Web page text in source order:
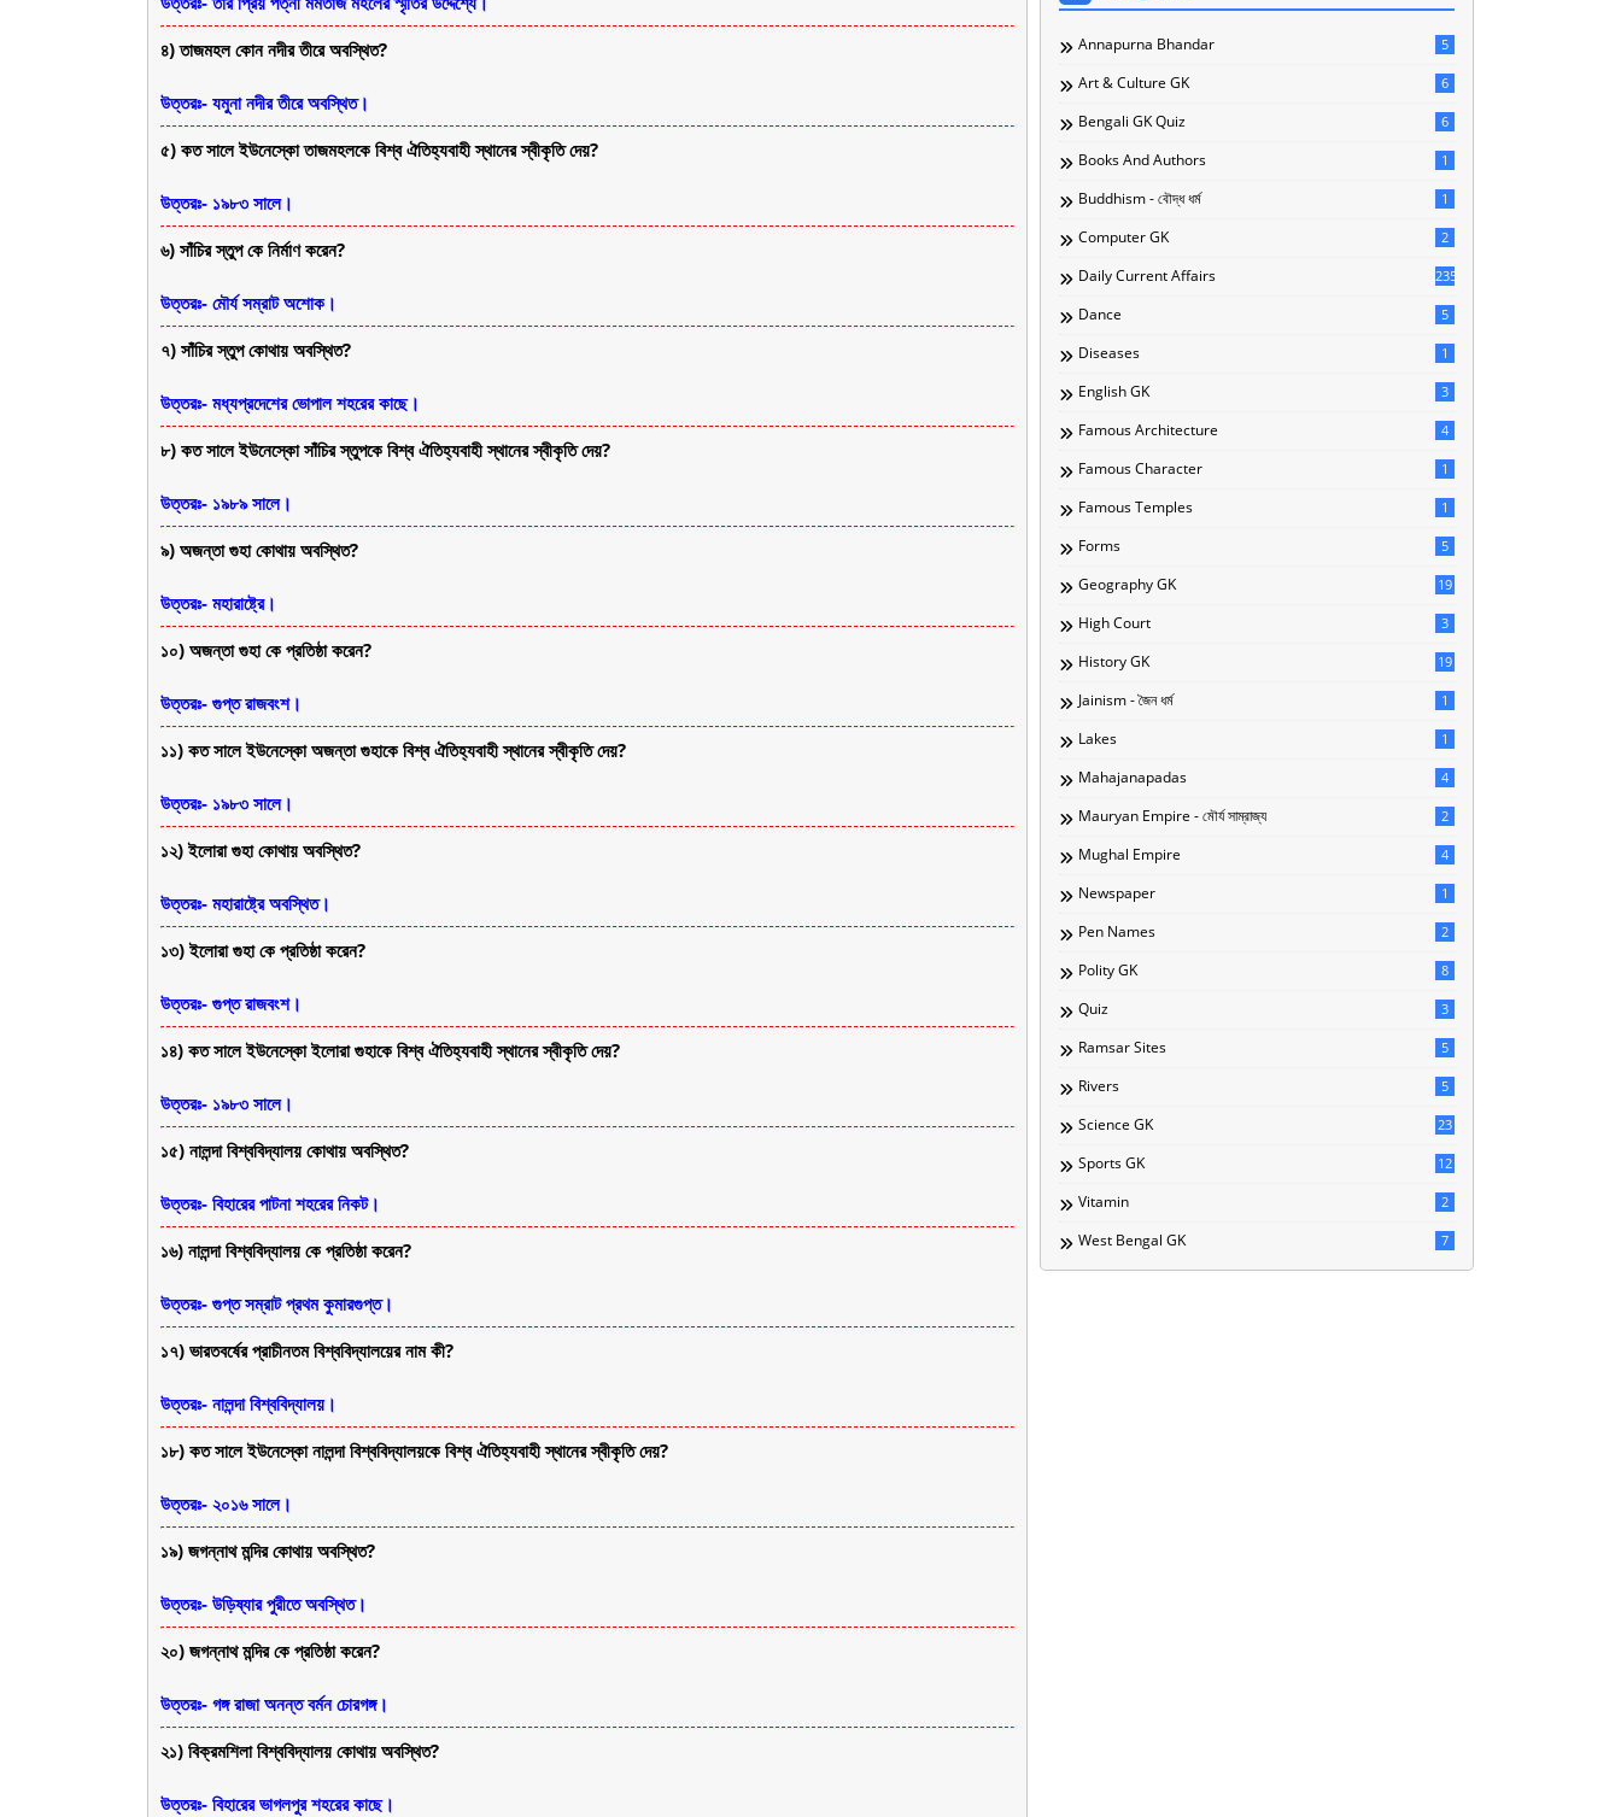
৪) তাজমহল কোন নদীর তীরে অবস্থিত?
উত্তরঃ- যমুনা নদীর তীরে অবস্থিত।
৫) কত সালে ইউনেস্কো তাজমহলকে বিশ্ব ঐতিহ্যবাহী স্থানের স্বীকৃতি দেয়?
উত্তরঃ- ১৯৮৩ সালে।
৬) সাঁচির স্তুপ কে নির্মাণ করেন?
উত্তরঃ- মৌর্য সম্রাট অশোক।
৭) সাঁচির স্তুপ কোথায় অবস্থিত?
উত্তরঃ- মধ্যপ্রদেশের ভোপাল শহরের কাছে।
৮) কত সালে ইউনেস্কো সাঁচির স্তুপকে বিশ্ব ঐতিহ্যবাহী স্থানের স্বীকৃতি দেয়?
উত্তরঃ- ১৯৮৯ সালে।
৯) অজন্তা গুহা কোথায় অবস্থিত?
উত্তরঃ- মহারাষ্ট্রে।
১০) অজন্তা গুহা কে প্রতিষ্ঠা করেন?
উত্তরঃ- গুপ্ত রাজবংশ।
১১) কত সালে ইউনেস্কো অজন্তা গুহাকে বিশ্ব ঐতিহ্যবাহী স্থানের স্বীকৃতি দেয়?
উত্তরঃ- ১৯৮৩ সালে।
১২) ইলোরা গুহা কোথায় অবস্থিত?
উত্তরঃ- মহারাষ্ট্রে অবস্থিত।
১৩) ইলোরা গুহা কে প্রতিষ্ঠা করেন?
উত্তরঃ- গুপ্ত রাজবংশ।
১৪) কত সালে ইউনেস্কো ইলোরা গুহাকে বিশ্ব ঐতিহ্যবাহী স্থানের স্বীকৃতি দেয়?
উত্তরঃ- ১৯৮৩ সালে।
১৫) নালন্দা বিশ্ববিদ্যালয় কোথায় অবস্থিত?
উত্তরঃ- বিহারের পাটনা শহরের নিকট।
১৬) নালন্দা বিশ্ববিদ্যালয় কে প্রতিষ্ঠা করেন?
উত্তরঃ- গুপ্ত সম্রাট প্রথম কুমারগুপ্ত।
১৭) ভারতবর্ষের প্রাচীনতম বিশ্ববিদ্যালয়ের নাম কী?
উত্তরঃ- নালন্দা বিশ্ববিদ্যালয়।
১৮) কত সালে ইউনেস্কো নালন্দা বিশ্ববিদ্যালয়কে বিশ্ব ঐতিহ্যবাহী স্থানের স্বীকৃতি দেয়?
উত্তরঃ- ২০১৬ সালে।
১৯) জগন্নাথ মন্দির কোথায় অবস্থিত?
উত্তরঃ- উড়িষ্যার পুরীতে অবস্থিত।
২০) জগন্নাথ মন্দির কে প্রতিষ্ঠা করেন?
উত্তরঃ- গঙ্গ রাজা অনন্ত বর্মন চোরগঙ্গ।
২১) বিক্রমশিলা বিশ্ববিদ্যালয় কোথায় অবস্থিত?
উত্তরঃ- বিহারের ভাগলপুর শহরের কাছে।
Annapurna Bhandar 5
Art & Culture GK 6
Bengali GK Quiz 6
Books And Authors 1
Buddhism - বৌদ্ধ ধর্ম 1
Computer GK 2
Daily Current Affairs 235
Dance 5
Diseases 1
English GK 3
Famous Architecture 4
Famous Character 1
Famous Temples 1
Forms 5
Geography GK 19
High Court 3
History GK 19
Jainism - জৈন ধর্ম 1
Lakes 1
Mahajanapadas 4
Mauryan Empire - মৌর্য সাম্রাজ্য 2
Mughal Empire 4
Newspaper 1
Pen Names 2
Polity GK 8
Quiz 3
Ramsar Sites 5
Rivers 5
Science GK 23
Sports GK 12
Vitamin 2
West Bengal GK 7